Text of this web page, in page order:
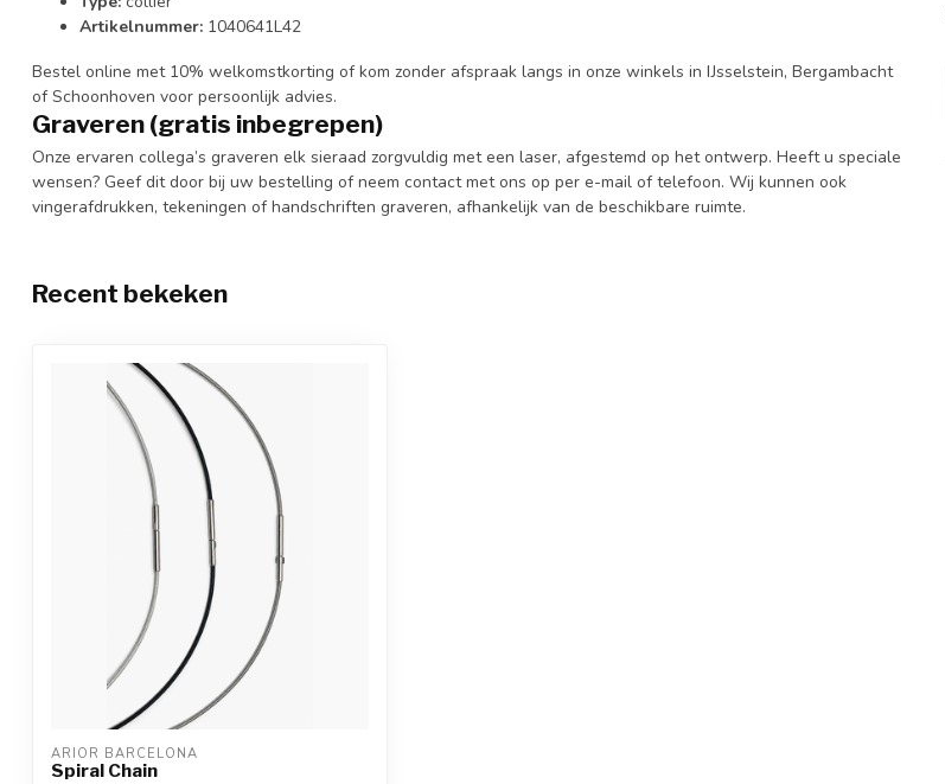
Artikelnummer: 1040641L42
Bestel online met 10% welkomstkorting of kom zonder afspraak langs in onze winkels in IJsselstein, Bergambacht
of Schoonhoven voor persoonlijk advies.
Graveren (gratis inbegrepen)
Onze ervaren collega’s graveren elk sieraad zorgvuldig met een laser, afgestemd op het ontwerp. Heeft u speciale
wensen? Geef dit door bij uw bestelling of neem contact met ons op per e-mail of telefoon. Wij kunnen ook
vingerafdrukken, tekeningen of handschriften graveren, afhankelijk van de beschikbare ruimte.
Recent bekeken
ARIOR BARCELONA
Spiral Chain